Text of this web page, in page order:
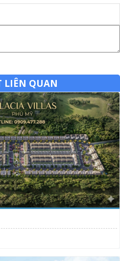
LIÊN QUAN